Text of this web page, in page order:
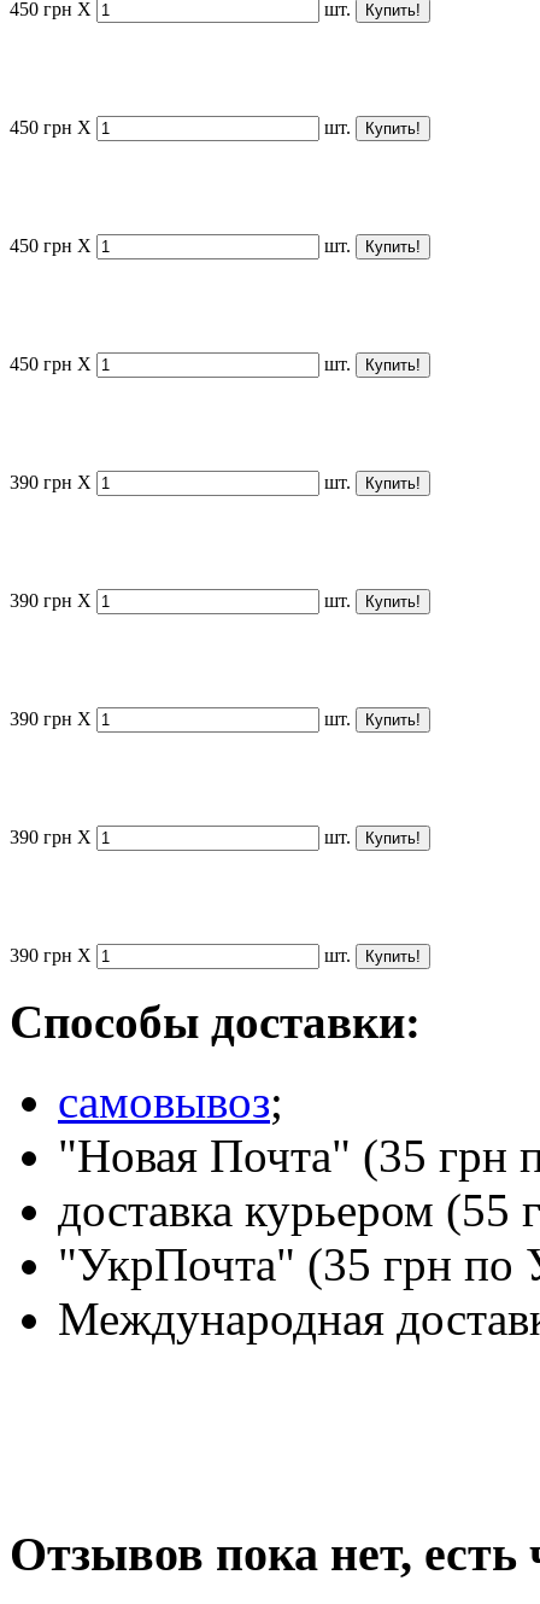
450 грн X шт.
450 грн X шт.
450 грн X шт.
450 грн X шт.
390 грн X шт.
390 грн X шт.
390 грн X шт.
390 грн X шт.
390 грн X шт.
Способы доставки:
самовывоз;
"Новая Почта" (35 грн
доставка курьером (55
"УкрПочта" (35 грн по
Международная
Отзывов пока нет,